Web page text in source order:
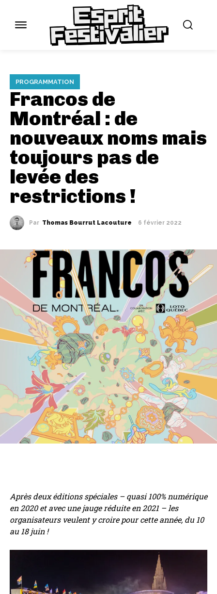
PROGRAMMATION
Francos de
Montréal : de
nouveaux noms mais
toujours pas de
levée des
restrictions !
Par Thomas Bourrut Lacouture 6 février 2022
Après deux éditions spéciales – quasi 100% numérique
en 2020 et avec une jauge réduite en 2021 – les
organisateurs veulent y croire pour cette année, du 10
au 18 juin !